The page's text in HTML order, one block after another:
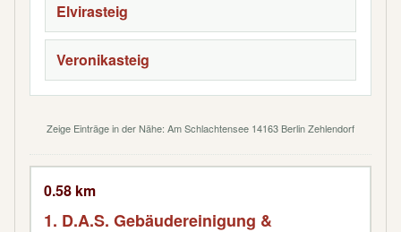
Elvirasteig
Veronikasteig
Zeige Einträge in der Nähe: Am Schlachtensee 14163 Berlin Zehlendorf
0.58 km
1. D.A.S. Gebäudereinigung &